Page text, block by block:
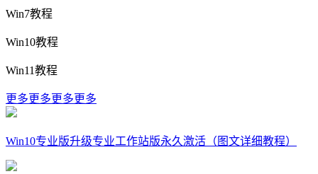
Win7教程
Win10教程
Win11教程
更多更多更多更多
Win10专业版升级专业工作站版永久激活（图文详细教程）